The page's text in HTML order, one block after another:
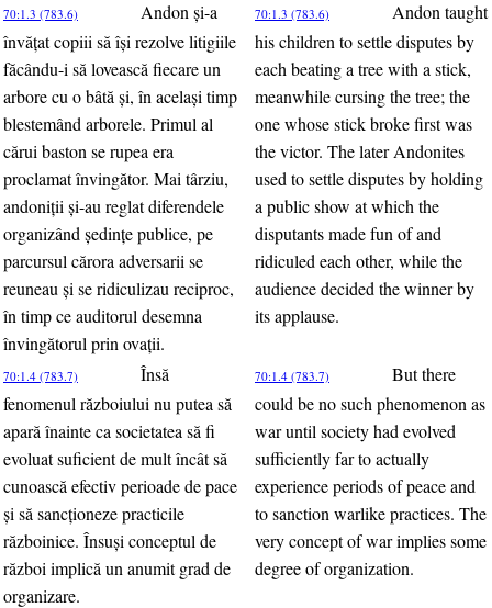
70:1.3 (783.6)
Andon şi-a
învăţat copiii să îşi rezolve litigiile
făcându-i să lovească fiecare un
arbore cu o bâtă şi, în acelaşi timp
blestemând arborele. Primul al
cărui baston se rupea era
proclamat învingător. Mai târziu,
andoniţii şi-au reglat diferendele
organizând şedinţe publice, pe
parcursul cărora adversarii se
reuneau şi se ridiculizau reciproc,
în timp ce auditorul desemna
învingătorul prin ovaţii.
70:1.3 (783.6)
Andon taught
his children to settle disputes by
each beating a tree with a stick,
meanwhile cursing the tree; the
one whose stick broke first was
the victor. The later Andonites
used to settle disputes by holding
a public show at which the
disputants made fun of and
ridiculed each other, while the
audience decided the winner by
its applause.
70:1.4 (783.7)
Însă
fenomenul războiului nu putea să
apară înainte ca societatea să fi
evoluat suficient de mult încât să
cunoască efectiv perioade de pace
şi să sancţioneze practicile
războinice. Însuşi conceptul de
război implică un anumit grad de
organizare.
70:1.4 (783.7)
But there
could be no such phenomenon as
war until society had evolved
sufficiently far to actually
experience periods of peace and
to sanction warlike practices. The
very concept of war implies some
degree of organization.